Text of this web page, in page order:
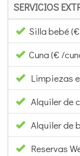
SERVICIOS
Silla bebé
Cuna (€ /
Limpiezas
Alquiler de
Alquiler de
Reservas